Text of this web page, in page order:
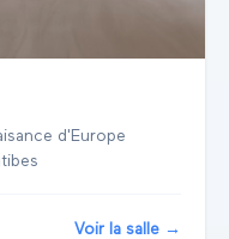
d'Europe
Voir la salle →